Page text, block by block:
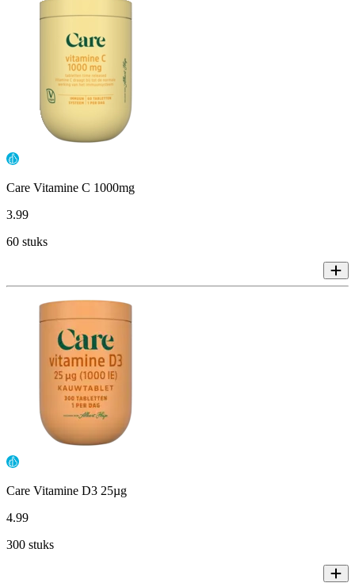
Care Vitamine C 1000mg
3.99
60 stuks
Care Vitamine D3 25µg
4.99
300 stuks